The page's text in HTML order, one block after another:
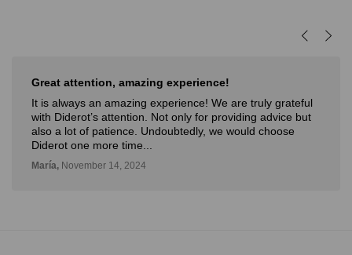
Great attention, amazing experience!
It is always an amazing experience! We are truly grateful
with Diderot’s attention. Not only for providing advice but
also a lot of patience. Undoubtedly, we would choose
Diderot one more time...
María, November 14, 2024